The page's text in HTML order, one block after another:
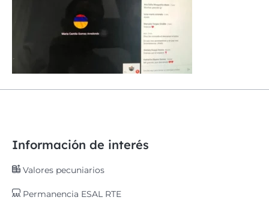
Información de interés
Valores pecuniarios
Permanencia ESAL RTE